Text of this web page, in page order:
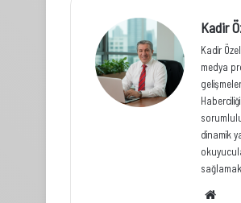
Kadir
Kadir
medya
dinamik